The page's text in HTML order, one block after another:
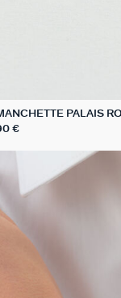
PALAIS
€